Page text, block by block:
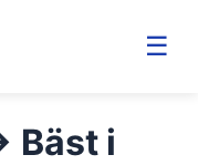
☰
Bäst i